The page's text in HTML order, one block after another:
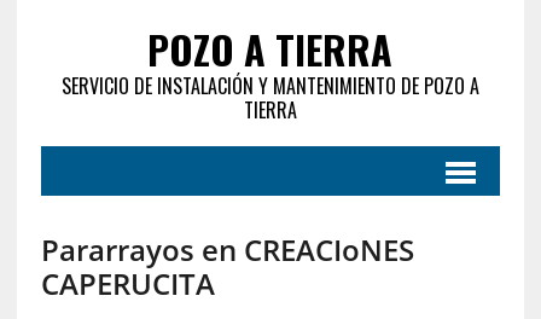
POZO A TIERRA
SERVICIO DE INSTALACIÓN Y MANTENIMIENTO DE POZO A
TIERRA
Pararrayos en CREACIoNES
CAPERUCITA